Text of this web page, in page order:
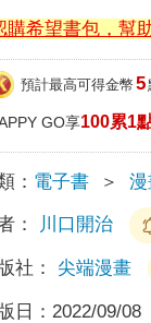
購希望書包，幫
預計最高可得金幣 5
GO享100累1
： 電子書 ＞
： 川口開治
社： 尖端漫畫
日： 2022/09/08